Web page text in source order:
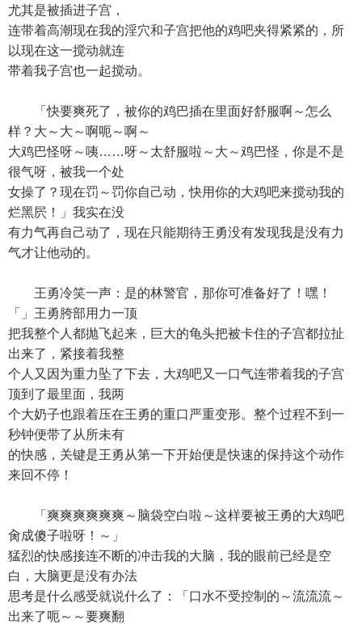
尤其是被插进子宫，
连带着高潮现在我的淫穴和子宫把他的鸡吧夹得紧紧的，所
以现在这一搅动就连
带着我子宫也一起搅动。
「快要爽死了，被你的鸡巴插在里面好舒服啊～怎么
样？大～大～啊呃～啊～
大鸡巴怪呀～咦……呀～太舒服啦～大～鸡巴怪，你是不是
很气呀，被我一个处
女操了？现在罚～罚你自己动，快用你的大鸡吧来搅动我的
烂黑屄！」我实在没
有力气再自己动了，现在只能期待王勇没有发现我是没有力
气才让他动的。
王勇冷笑一声：是的林警官，那你可准备好了！嘿！
「」王勇胯部用力一顶
把我整个人都抛飞起来，巨大的龟头把被卡住的子宫都拉扯
出来了，紧接着我整
个人又因为重力坠了下去，大鸡吧又一口气连带着我的子宫
顶到了最里面，我两
个大奶子也跟着压在王勇的重口严重变形。整个过程不到一
秒钟便带了从所未有
的快感，关键是王勇从第一下开始便是快速的保持这个动作
来回不停！
「爽爽爽爽爽爽～脑袋空白啦～这样要被王勇的大鸡吧
肏成傻子啦呀！～」
猛烈的快感接连不断的冲击我的大脑，我的眼前已经是空
白，大脑更是没有办法
思考是什么感受就说什么了：「口水不受控制的～流流流～
出来了呃～～要爽翻